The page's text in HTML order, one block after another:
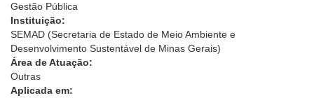
Gestão Pública
Instituição:
SEMAD (Secretaria de Estado de Meio Ambiente e
Desenvolvimento Sustentável de Minas Gerais)
Área de Atuação:
Outras
Aplicada em: